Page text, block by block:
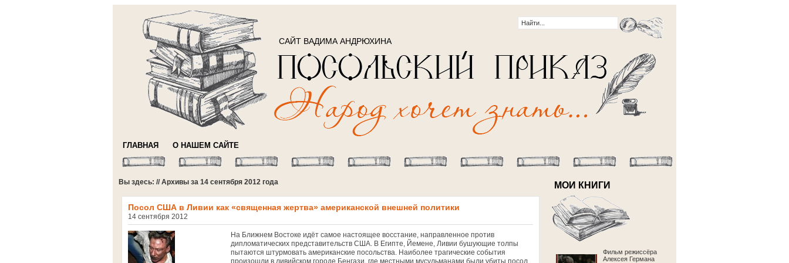
САЙТ ВАДИМА АНДРЮХИНА
ГЛАВНАЯ О НАШЕМ САЙТЕ
Вы здесь: // Архивы за 14 сентября 2012 года
Посол США в Ливии как «священная жертва» американской внешней политики
14 сентября 2012
На Ближнем Востоке идёт самое настоящее восстание, направленное против
дипломатических представительств США. В Египте, Йемене, Ливии бушующие толпы
пытаются штурмовать американские посольства. Наиболее трагические события
произошли в ливийском городе Бенгази, где местными мусульманами были убиты посол
МОИ КНИГИ
Фильм режиссёра
Алексея Германа